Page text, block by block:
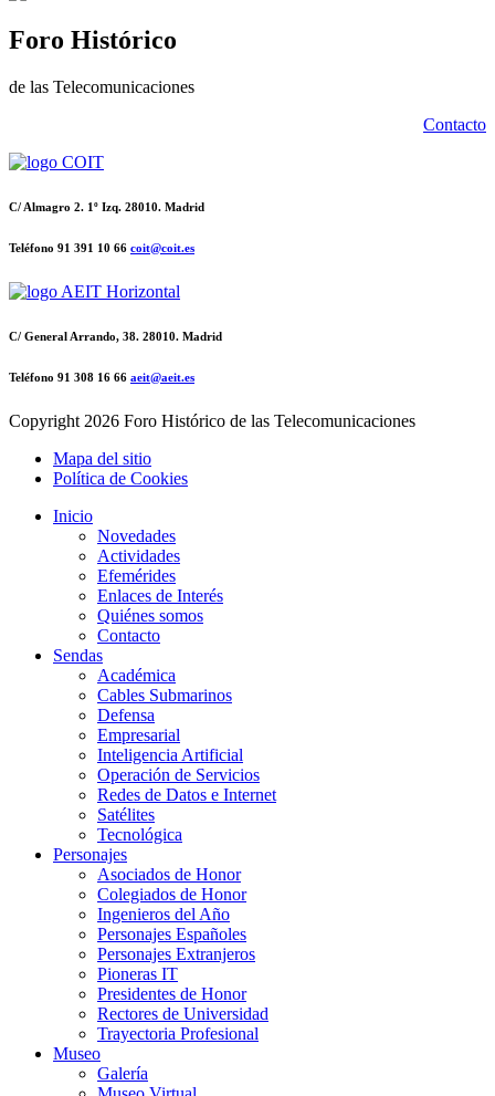
Foro Histórico
de las Telecomunicaciones
Contacto
C/ Almagro 2. 1º Izq. 28010. Madrid
Teléfono 91 391 10 66 coit@coit.es
C/ General Arrando, 38. 28010. Madrid
Teléfono 91 308 16 66 aeit@aeit.es
Copyright 2026 Foro Histórico de las Telecomunicaciones
Mapa del sitio
Política de Cookies
Inicio
Novedades
Actividades
Efemérides
Enlaces de Interés
Quiénes somos
Contacto
Sendas
Académica
Cables Submarinos
Defensa
Empresarial
Inteligencia Artificial
Operación de Servicios
Redes de Datos e Internet
Satélites
Tecnológica
Personajes
Asociados de Honor
Colegiados de Honor
Ingenieros del Año
Personajes Españoles
Personajes Extranjeros
Pioneras IT
Presidentes de Honor
Rectores de Universidad
Trayectoria Profesional
Museo
Galería